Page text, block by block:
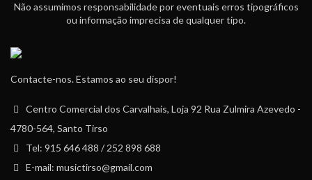
Não assumimos responsabilidade por eventuais erros tipográficos
ou informação imprecisa de qualquer tipo.
Contacte-nos. Estamos ao seu dispor!
Centro Comercial dos Carvalhais, Loja 92 Rua Zulmira Azevedo -
4780-564, Santo Tirso
Tel: 915 646 488 / 252 898 688
E-mail: musictirso@gmail.com